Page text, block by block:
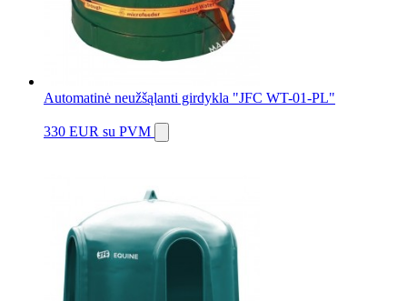
Automatinė neužšąlanti girdykla "JFC WT-01-PL"
330 EUR su PVM